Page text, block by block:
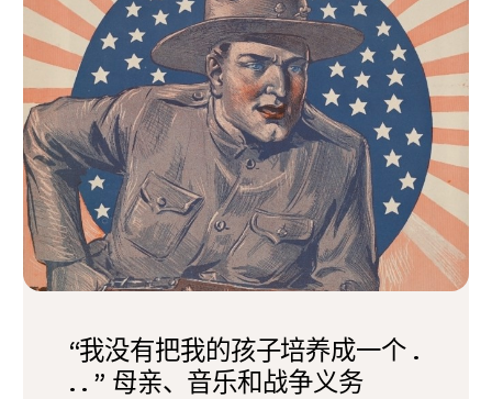
“我没有把我的孩子培养成一个 .
. . ” 母亲、音乐和战争义务